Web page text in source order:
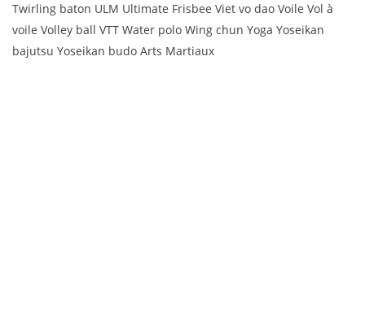
Twirling baton ULM Ultimate Frisbee Viet vo dao Voile Vol à
voile Volley ball VTT Water polo Wing chun Yoga Yoseikan
bajutsu Yoseikan budo Arts Martiaux